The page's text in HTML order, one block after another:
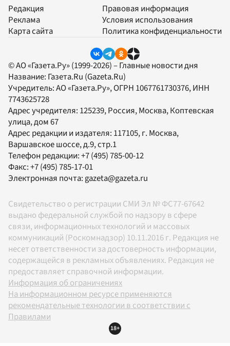
Редакция
Реклама
Карта сайта
Правовая информация
Условия использования
Политика конфиденциальности
© АО «Газета.Ру» (1999-2026) – Главные новости дня
Название: Газета.Ru (Gazeta.Ru)
Учредитель:АО «Газета.Ру», ОГРН 1067761730376, ИНН
7743625728
Адрес учредителя: 125239, Россия, Москва, Коптевская
улица, дом 67
Адрес редакции и издателя: 117105, г. Москва,
Варшавское шоссе, д.9, стр.1
Телефон редакции:+7 (495) 785-00-12
Факс:+7 (495) 785-17-01
Электронная почта: gazeta@gazeta.ru
Свидетельство о регистрации СМИ Эл № ФС77-67642
выдано федеральной службой по надзору в сфере
связи, информационных технологий и массовых
коммуникаций (Роскомнадзор) 10.11.2016 г. Редакция не
несет ответственности за достоверность информации,
содержащейся в рекламных объявлениях. Редакция не
предоставляет справочной информации.
Информация об ограничениях
На информационном ресурсе применяются
рекомендательные технологии в соответствии с
Правилами
18+